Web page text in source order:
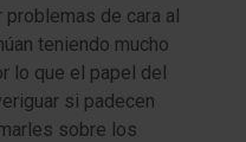
de cara al
teniendo mucho
lo que el papel del
si padecen
sobre los